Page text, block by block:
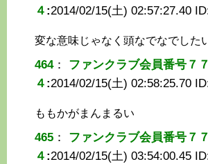
４ :2014/02/15(土) 02:57:27.40
変な意味じゃなく頭なでなでした
464： ファンクラブ会員番号７７
４ :2014/02/15(土) 02:58:25.70
ももかがまんまるい
465 ： ファンクラブ会員番号７７
４ :2014/02/15(土) 03:54:00.45